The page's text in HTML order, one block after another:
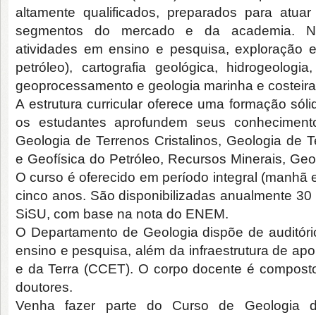
altamente qualificados, preparados para
segmentos do mercado e da academia.
atividades em ensino e pesquisa, exploração
petróleo), cartografia geológica,
geoprocessamento e geologia marinha e
A estrutura curricular oferece uma formação
os estudantes aprofundem seus
Geologia de Terrenos Cristalinos, Geologia de
e Geofísica do Petróleo, Recursos Minerais,
O curso é oferecido em período integral (manhã
cinco anos. São disponibilizadas anualmente
SiSU, com base na nota do ENEM.
O Departamento de Geologia dispõe de
ensino e pesquisa, além da infraestrutura de
e da Terra (CCET). O corpo docente é
doutores.
Venha fazer parte do Curso de Geologia